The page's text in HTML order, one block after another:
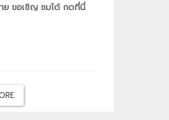
ย ขอเชิญ ชมได้ กดที่นี่